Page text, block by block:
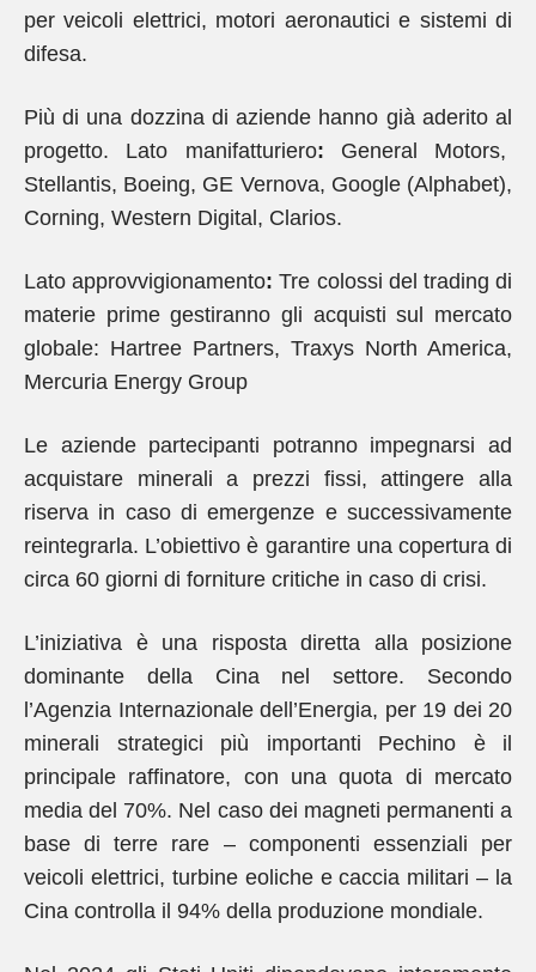
per veicoli elettrici, motori aeronautici e sistemi di
difesa.
Più di una dozzina di aziende hanno già aderito al
progetto. Lato manifatturiero: General Motors,
Stellantis, Boeing, GE Vernova, Google (Alphabet),
Corning, Western Digital, Clarios.
Lato approvvigionamento: Tre colossi del trading di
materie prime gestiranno gli acquisti sul mercato
globale: Hartree Partners, Traxys North America,
Mercuria Energy Group
Le aziende partecipanti potranno impegnarsi ad
acquistare minerali a prezzi fissi, attingere alla
riserva in caso di emergenze e successivamente
reintegrarla. L’obiettivo è garantire una copertura di
circa 60 giorni di forniture critiche in caso di crisi.
L’iniziativa è una risposta diretta alla posizione
dominante della Cina nel settore. Secondo
l’Agenzia Internazionale dell’Energia, per 19 dei 20
minerali strategici più importanti Pechino è il
principale raffinatore, con una quota di mercato
media del 70%. Nel caso dei magneti permanenti a
base di terre rare – componenti essenziali per
veicoli elettrici, turbine eoliche e caccia militari – la
Cina controlla il 94% della produzione mondiale.